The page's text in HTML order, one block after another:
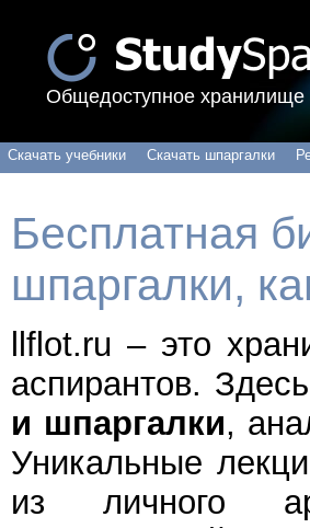
Общедоступное хранилище
Скачать учебники Скачать шпаргалки
Бесплатная
шпаргалки,
llflot.ru – это
аспирантов.
и шпаргалки,
Уникальные
из личного